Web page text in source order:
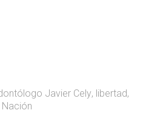
Javier Cely, libertad,
Nación